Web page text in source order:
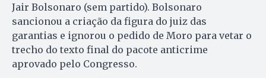
Jair Bolsonaro (sem partido). Bolsonaro
sancionou a criação da figura do juiz das
garantias e ignorou o pedido de Moro para vetar o
trecho do texto final do pacote anticrime
aprovado pelo Congresso.